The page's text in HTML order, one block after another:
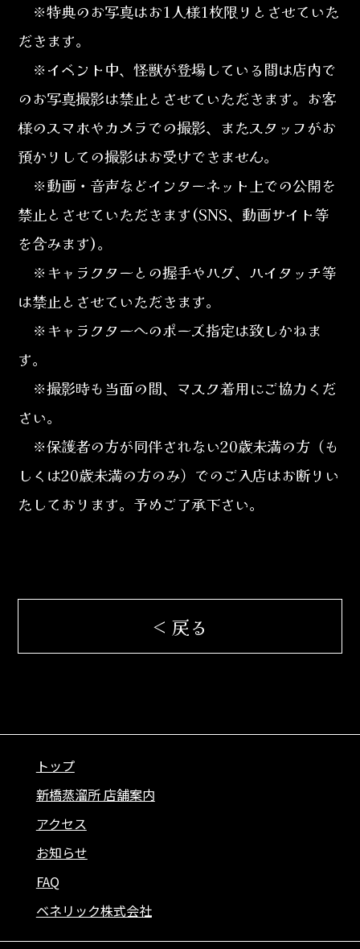
※特典のお写真はお1人様1枚限りとさせていた
だきます。
※イベント中、怪獣が登場している間は店内で
のお写真撮影は禁止とさせていただきます。お客
様のスマホやカメラでの撮影、またスタッフがお
預かりしての撮影はお受けできません。
※動画・音声などインターネット上での公開を
禁止とさせていただきます(SNS、動画サイト等
を含みます)。
※キャラクターとの握手やハグ、ハイタッチ等
は禁止とさせていただきます。
※キャラクターへのポーズ指定は致しかねま
す。
※撮影時も当面の間、マスク着用にご協力くだ
さい。
※保護者の方が同伴されない20歳未満の方（も
しくは20歳未満の方のみ）でのご入店はお断りい
たしております。予めご了承下さい。
< 戻る
トップ
新橋蒸溜所 店舗案内
アクセス
お知らせ
FAQ
ベネリック株式会社